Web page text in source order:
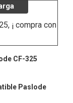
¡ compra con
CF-325
Paslode